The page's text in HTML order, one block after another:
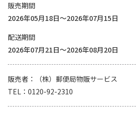
販売期間
2026年05月18日～2026年07月15日
配送期間
2026年07月21日～2026年08月20日
販売者
（株）郵便局物販サービス
TEL
0120-92-2310